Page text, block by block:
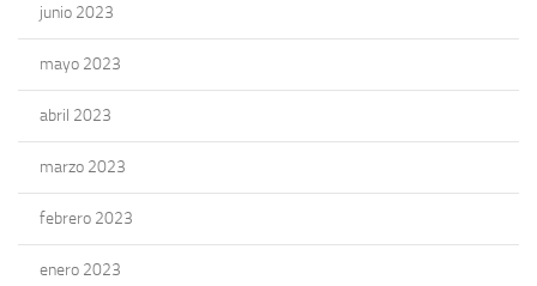
junio 2023
mayo 2023
abril 2023
marzo 2023
febrero 2023
enero 2023